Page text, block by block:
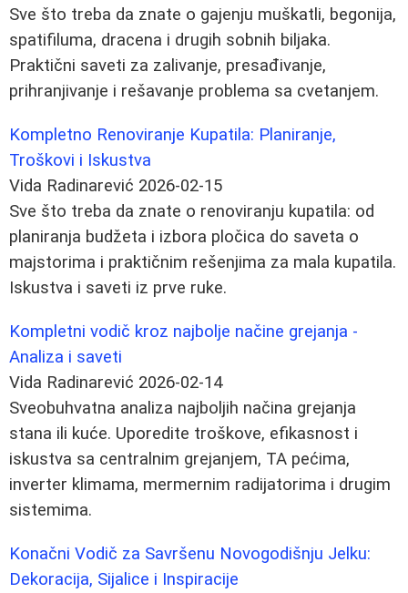
Sve što treba da znate o gajenju muškatli, begonija,
spatifiluma, dracena i drugih sobnih biljaka.
Praktični saveti za zalivanje, presađivanje,
prihranjivanje i rešavanje problema sa cvetanjem.
Kompletno Renoviranje Kupatila: Planiranje,
Troškovi i Iskustva
Vida Radinarević 2026-02-15
Sve što treba da znate o renoviranju kupatila: od
planiranja budžeta i izbora pločica do saveta o
majstorima i praktičnim rešenjima za mala kupatila.
Iskustva i saveti iz prve ruke.
Kompletni vodič kroz najbolje načine grejanja -
Analiza i saveti
Vida Radinarević 2026-02-14
Sveobuhvatna analiza najboljih načina grejanja
stana ili kuće. Uporedite troškove, efikasnost i
iskustva sa centralnim grejanjem, TA pećima,
inverter klimama, mermernim radijatorima i drugim
sistemima.
Konačni Vodič za Savršenu Novogodišnju Jelku:
Dekoracija, Sijalice i Inspiracije